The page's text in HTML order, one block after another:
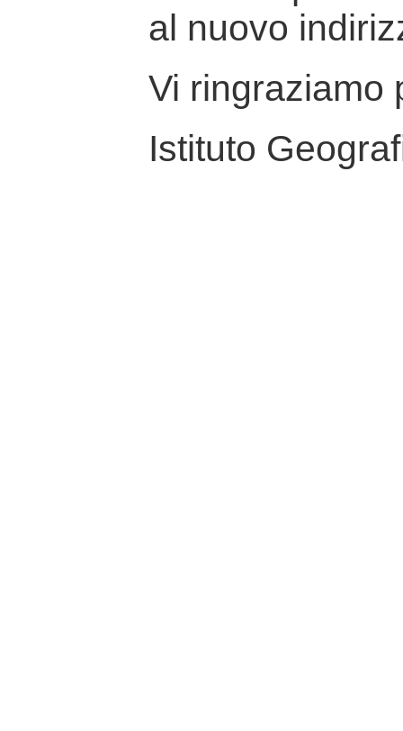
al nuovo
Vi ringraziamo
Istituto